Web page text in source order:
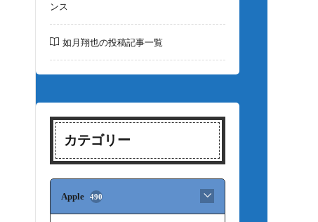
ンス
如月翔也の投稿記事一覧
カテゴリー
Apple 490